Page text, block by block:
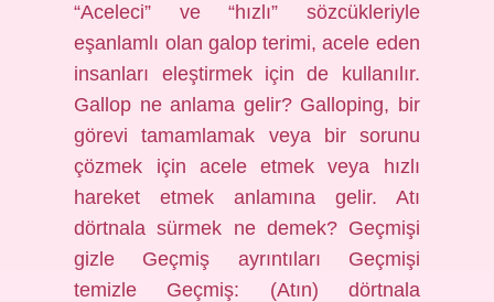
“Aceleci” ve “hızlı” sözcükleriyle
eşanlamlı olan galop terimi, acele eden
insanları eleştirmek için de kullanılır.
Gallop ne anlama gelir? Galloping, bir
görevi tamamlamak veya bir sorunu
çözmek için acele etmek veya hızlı
hareket etmek anlamına gelir. Atı
dörtnala sürmek ne demek? Geçmişi
gizle Geçmiş ayrıntıları Geçmişi
temizle Geçmiş: (Atın) dörtnala